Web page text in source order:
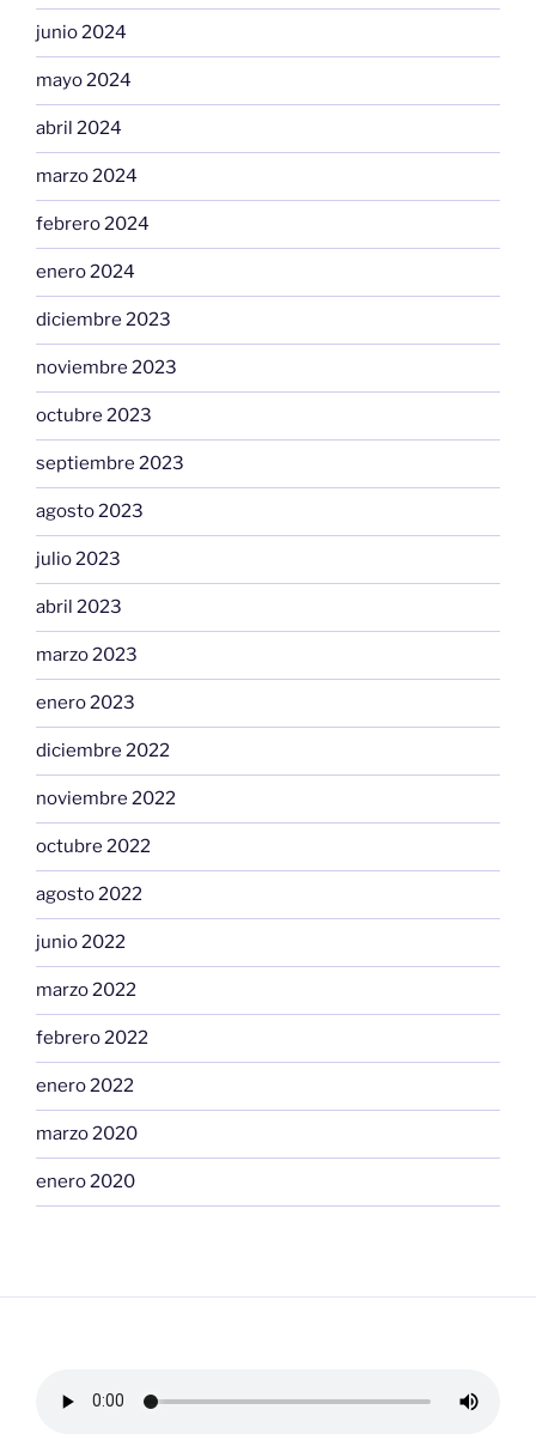
junio 2024
mayo 2024
abril 2024
marzo 2024
febrero 2024
enero 2024
diciembre 2023
noviembre 2023
octubre 2023
septiembre 2023
agosto 2023
julio 2023
abril 2023
marzo 2023
enero 2023
diciembre 2022
noviembre 2022
octubre 2022
agosto 2022
junio 2022
marzo 2022
febrero 2022
enero 2022
marzo 2020
enero 2020